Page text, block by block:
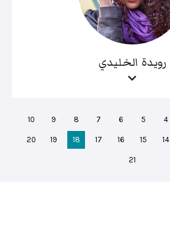
رويدة الخليدي
4
5
6
7
8
9
10
14
15
16
17
18
19
20
21